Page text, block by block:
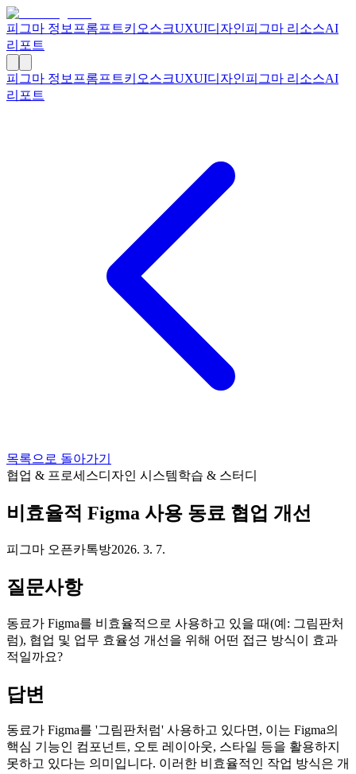
피그마 정보 프롬프트키오스크UXUI디자인피그마 리소스AI
리포트
피그마 정보 프롬프트키오스크UXUI디자인피그마 리소스AI
리포트
목록으로 돌아가기
협업 & 프로세스디자인 시스템학습 & 스터디
비효율적 Figma 사용 동료 협업 개선
피그마 오픈카톡방2026. 3. 7.
질문사항
동료가 Figma를 비효율적으로 사용하고 있을 때(예: 그림판처
럼), 협업 및 업무 효율성 개선을 위해 어떤 접근 방식이 효과
적일까요?
답변
동료가 Figma를 '그림판처럼' 사용하고 있다면, 이는 Figma의
핵심 기능인 컴포넌트, 오토 레이아웃, 스타일 등을 활용하지
못하고 있다는 의미입니다. 이러한 비효율적인 작업 방식은 개